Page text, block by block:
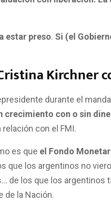
con liberación. La
estar preso. Si (el
Kirchner
durante el
crecimiento con o sin
con el FMI.
es que el Fondo
que los argentinos no
de los que los argentinos
de la Nación.